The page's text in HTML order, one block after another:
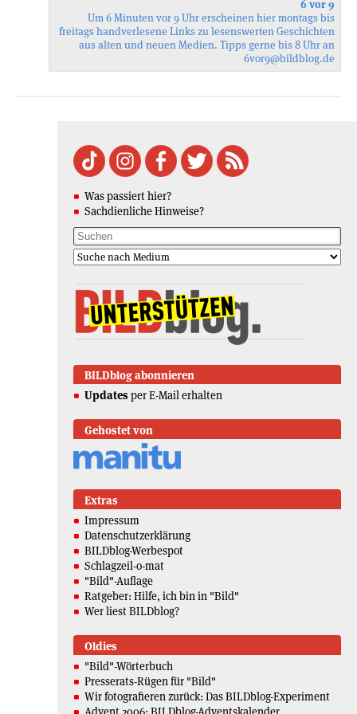
6 vor 9
Um 6 Minuten vor 9 Uhr erscheinen hier montags bis
freitags handverlesene Links zu lesenswerten Geschichten
aus alten und neuen Medien. Tipps gerne bis 8 Uhr an
6vor9@bildblog.de
Was passiert hier?
Sachdienliche Hinweise?
BILDblog abonnieren
Updates per E-Mail erhalten
Gehostet von
Extras
Impressum
Datenschutzerklärung
BILDblog-Werbespot
Schlagzeil-o-mat
"Bild"-Auflage
Ratgeber: Hilfe, ich bin in "Bild"
Wer liest BILDblog?
Oldies
"Bild"-Wörterbuch
Presserats-Rügen für "Bild"
Wir fotografieren zurück: Das BILDblog-Experiment